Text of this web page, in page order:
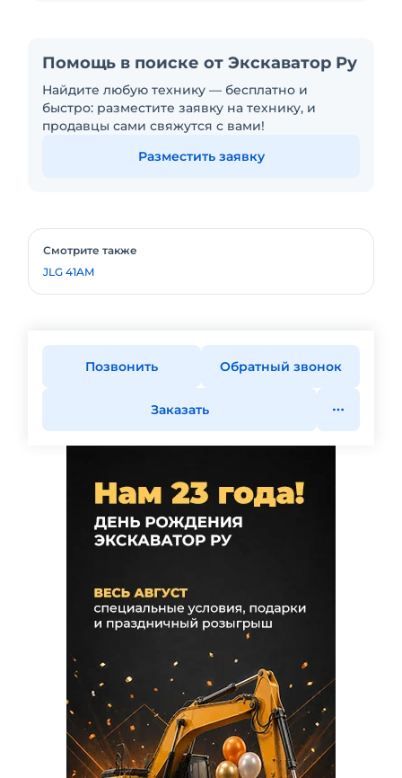
Помощь в поиске от Экскаватор Ру
Найдите любую технику — бесплатно и
быстро: разместите заявку на технику, и
продавцы сами свяжутся с вами!
Разместить заявку
Смотрите также
JLG 41AM
Позвонить Обратный звонок
Заказать